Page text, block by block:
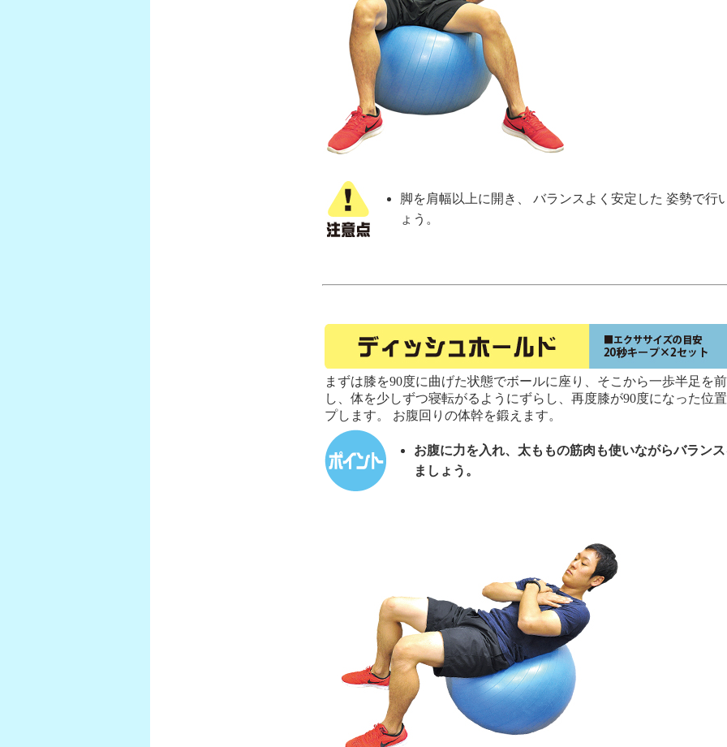
脚を肩幅以上に開き、 バランスよく安定した 姿勢で行
ょう。
まずは膝を90度に曲げた状態でボールに座り、そこから一歩半足を
し、体を少しずつ寝転がるようにずらし、再度膝が90度になった位
プします。 お腹回りの体幹を鍛えます。
お腹に力を入れ、太ももの筋肉も使いながらバラン
ましょう。